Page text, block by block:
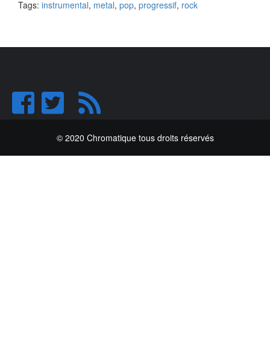
Tags: instrumental, metal, pop, progressif, rock
© 2020 Chromatique tous droits réservés